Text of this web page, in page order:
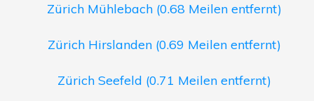
Zürich Mühlebach (0.68 Meilen entfernt)
Zürich Hirslanden (0.69 Meilen entfernt)
Zürich Seefeld (0.71 Meilen entfernt)